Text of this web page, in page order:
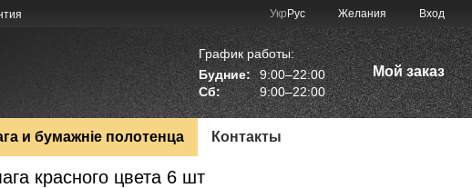
Укр Рус Желания Вход
График работы:
Будние: 9:00–22:00
Сб:
9:00–22:00
Мой заказ
и бумажніе полотенца Контакты
красного цвета 6 шт